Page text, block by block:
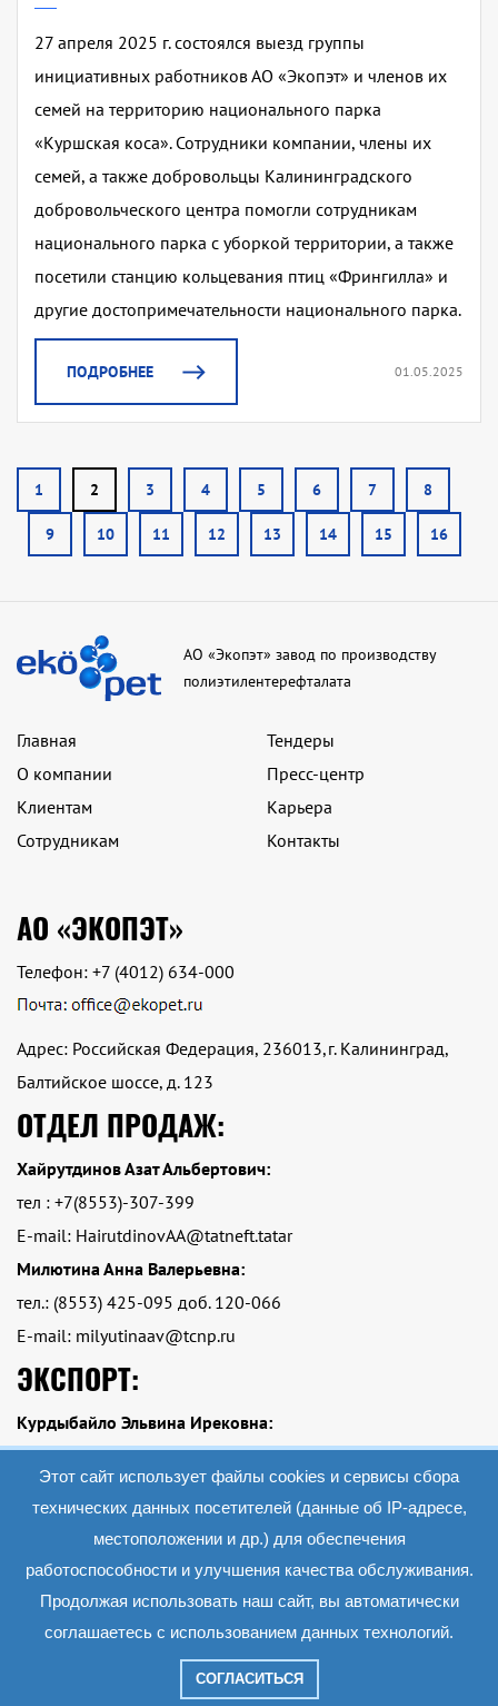
27 апреля 2025 г. состоялся выезд группы
инициативных работников АО «Экопэт» и членов их
семей на территорию национального парка
«Куршская коса». Сотрудники компании, члены их
семей, а также добровольцы Калининградского
добровольческого центра помогли сотрудникам
национального парка с уборкой территории, а также
посетили станцию кольцевания птиц «Фрингилла» и
другие достопримечательности национального парка.
ПОДРОБНЕЕ 01.05.2025
1 2 3 4 5 6 7 8
9 10 11 12 13 14 15 16
АО «Экопэт» завод по производству
полиэтилентерефталата
Главная
О компании
Клиентам
Сотрудникам
Тендеры
Пресс-центр
Карьера
Контакты
АО «ЭКОПЭТ»
Телефон: +7 (4012) 634-000
Адрес: Российская Федерация, 236013,г. Калининград,
Балтийское шоссе, д. 123
ОТДЕЛ ПРОДАЖ:
Хайрутдинов Азат Альбертович:
тел : +7(8553)-307-399
E-mail: HairutdinovAA@tatneft.tatar
Милютина Анна Валерьевна:
тел.: (8553) 425-095 доб. 120-066
E-mail: milyutinaav@tcnp.ru
ЭКСПОРТ:
Курдыбайло Эльвина Ирековна:
тел.: Тел.: +7 (8553)-425-095 доб. 120-084
E-mail: kurdybailoei@tcnp.ru
2019 АО «Экопэт»
числе дизайн). Запрещается копирование, распространение (в том числе путем
использование информации и объектов без предварительного согласия
Этот сайт использует файлы cookies и сервисы сбора
технических данных посетителей (данные об IP-адресе,
местоположении и др.) для обеспечения
работоспособности и улучшения качества обслуживания.
Продолжая использовать наш сайт, вы автоматически
соглашаетесь с использованием данных технологий.
СОГЛАСИТЬСЯ